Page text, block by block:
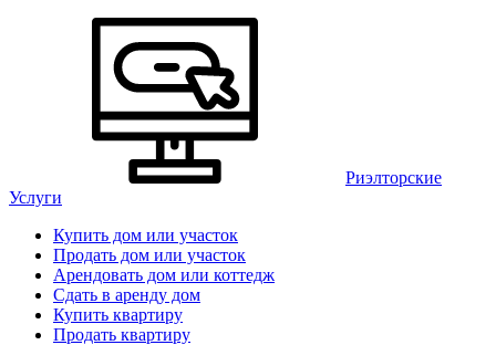
Риэлторские
Услуги
Купить дом или участок
Продать дом или участок
Арендовать дом или коттедж
Сдать в аренду дом
Купить квартиру
Продать квартиру